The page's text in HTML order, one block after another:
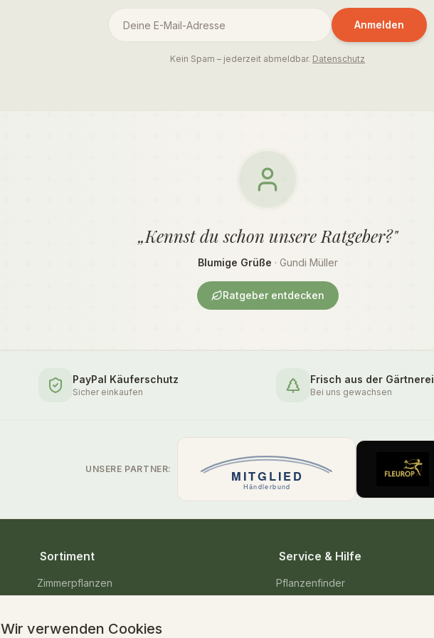
Anmelden
Kein Spam – jederzeit abmeldbar. Datenschutz
„Kennst du schon unsere Ratgeber?"
Blumige Grüße · Gundi Müller
Ratgeber entdecken
PayPal Käuferschutz
Sicher einkaufen
Frisch aus der Gärtnerei
Bei uns gewachsen
UNSERE PARTNER:
Sortiment
Zimmerpflanzen
Blumensträuße
Service & Hilfe
Pflanzenfinder
Wir verwenden Cookies